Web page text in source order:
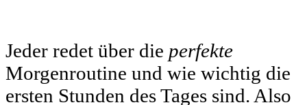
Jeder redet über die perfekte
Morgenroutine und wie wichtig die
ersten Stunden des Tages sind. Also